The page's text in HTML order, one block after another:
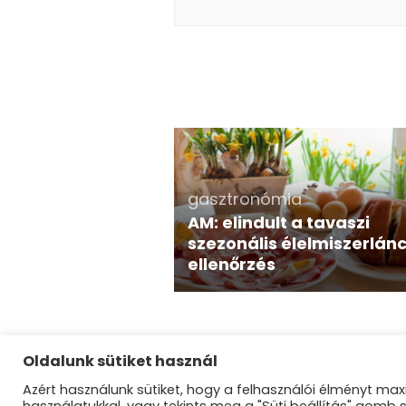
gasztronómia
AM: elindult a tavaszi
szezonális
ellenőrzés
©Dunakanyar
Oldalunk sütiket használ
Azért használunk sütiket, hogy a felhasználói élményt